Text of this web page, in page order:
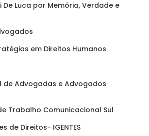
De Luca por Memória, Verdade e
em Direitos Humanos
de Advogadas e Advogados
Trabalho Comunicacional Sul
de Direitos- IGENTES